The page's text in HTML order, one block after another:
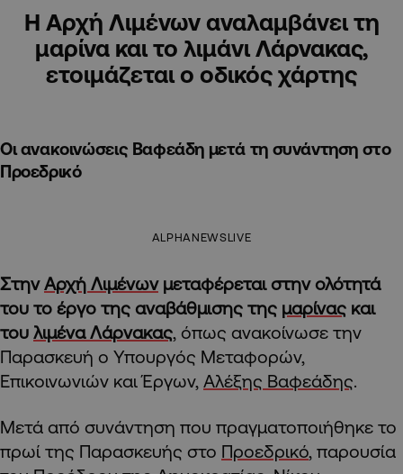
Η Αρχή Λιμένων αναλαμβάνει τη
μαρίνα και το λιμάνι Λάρνακας,
ετοιμάζεται ο οδικός χάρτης
Οι ανακοινώσεις Βαφεάδη μετά τη συνάντηση στο
Προεδρικό
ALPHANEWSLIVE
ΣτηνΑρχή Λιμένωνμεταφέρεται στην ολότητά
του το έργο της αναβάθμισης της μαρίνας και
του λιμένα Λάρνακας, όπως ανακοίνωσε την
Παρασκευή ο Υπουργός Μεταφορών,
Επικοινωνιών και Έργων, Αλέξης Βαφεάδης.
Μετά από συνάντηση που πραγματοποιήθηκε το
πρωί της Παρασκευής στο Προεδρικό, παρουσία